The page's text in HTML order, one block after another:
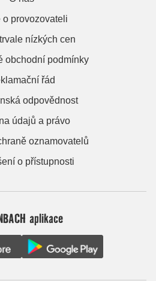
o provozovateli
nízkých cen
obchodní podmínky
řád
odpovědnost
údajů a právo
oznamovatelů
o přístupnosti
aplikace